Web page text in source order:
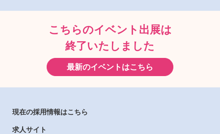
こちらのイベント出展は
終了いたしました
最新のイベントはこちら
現在の採用情報はこちら
求人サイト